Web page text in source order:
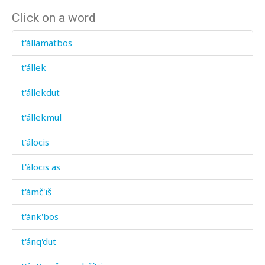
Click on a word
t'államatbos
t'állek
t'állekdut
t'állekmul
t'álocis
t'álocis as
t'ámč'iš
t'ánk'bos
t'ánq'dut